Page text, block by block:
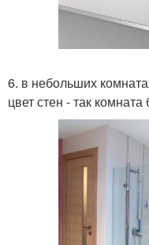
6. в небольших
цвет стен - так